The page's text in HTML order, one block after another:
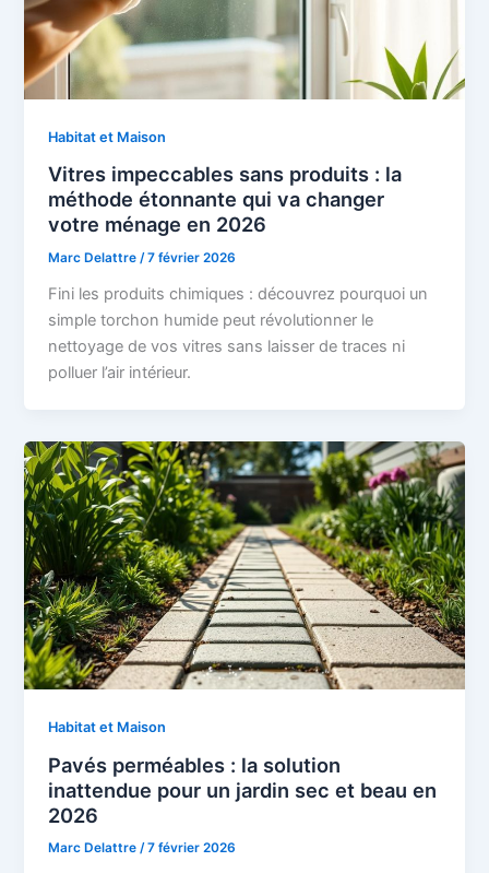
Habitat et Maison
Vitres impeccables sans produits : la
méthode étonnante qui va changer
votre ménage en 2026
Marc Delattre/7 février 2026
Fini les produits chimiques : découvrez pourquoi un
simple torchon humide peut révolutionner le
nettoyage de vos vitres sans laisser de traces ni
polluer l’air intérieur.
Habitat et Maison
Pavés perméables : la solution
inattendue pour un jardin sec et beau en
2026
Marc Delattre/7 février 2026